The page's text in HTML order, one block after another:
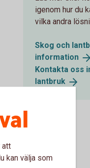
igenom hur du
vilka andra
Skog och
information
Kontakta oss
lantbruk
att
kan välja som